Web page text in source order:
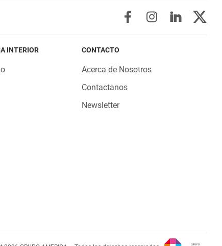
INTERIOR CONTACTO
Acerca de Nosotros
Contactanos
Newsletter